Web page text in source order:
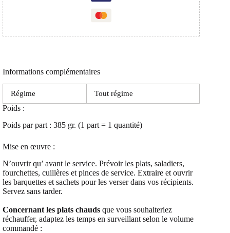
Informations complémentaires
Régime Tout régime
Poids :
Poids par part : 385 gr. (1 part = 1 quantité)
Mise en œuvre :
N’ouvrir qu’ avant le service. Prévoir les plats, saladiers,
fourchettes, cuillères et pinces de service. Extraire et ouvrir
les barquettes et sachets pour les verser dans vos récipients.
Servez sans tarder.
Concernant les plats chauds que vous souhaiteriez
réchauffer, adaptez les temps en surveillant selon le volume
commandé :